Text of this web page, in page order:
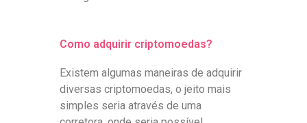
Como adquirir criptomoedas?
Existem algumas maneiras de adquirir
diversas criptomoedas, o jeito mais
simples seria através de uma